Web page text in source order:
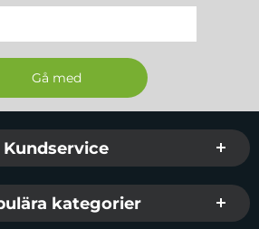
info och länkar
Kundservice
kategorier